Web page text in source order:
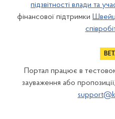
підзвітності влади та
фінансової підтримки
Портал працює в
зауваження або